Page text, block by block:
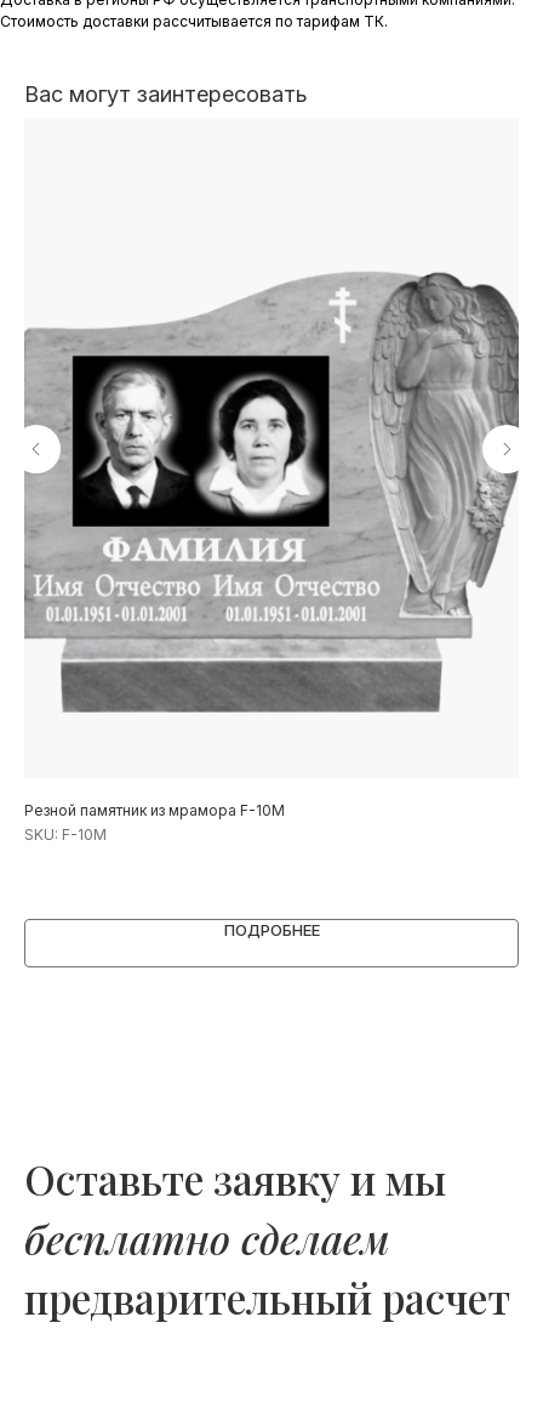
Стоимость доставки рассчитывается по тарифам ТК.
Вас могут заинтересовать
Резной памятник из мрамора F-10М
SKU: F-10М
ПОДРОБНЕЕ
Оставьте заявку и мы
бесплатно сделаем
предварительный расчет